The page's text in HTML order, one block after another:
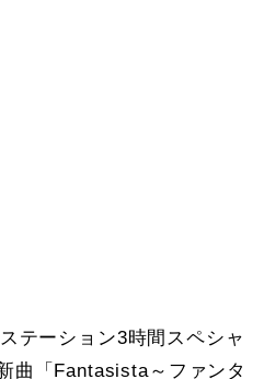
テーション3時間スペシャ
曲「Fantasista～ファンタ